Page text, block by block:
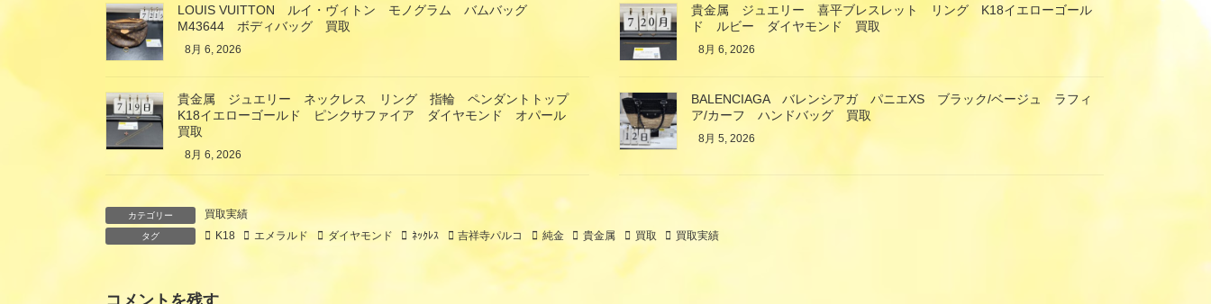
LOUIS VUITTON ルイ・ヴィトン モノグラム バムバッグ
M43644 ボディバッグ 買取
8月 6, 2026
貴金属 ジュエリー 喜平ブレスレット リング K18イエローゴール
ド ルビー ダイヤモンド 買取
8月 6, 2026
貴金属 ジュエリー ネックレス リング 指輪 ペンダントトップ
K18イエローゴールド ピンクサファイア ダイヤモンド オパール
買取
8月 6, 2026
BALENCIAGA バレンシアガ パニエXS ブラック/ベージュ ラフィ
ア/カーフ ハンドバッグ 買取
8月 5, 2026
カテゴリー 買取実績
タグ K18 エメラルド ダイヤモンド ﾈｯｸﾚｽ 吉祥寺パルコ 純金 貴金属 買取 買取実績
コメントを残す